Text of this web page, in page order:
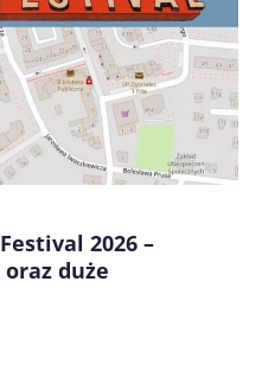
tej przeglądarce podczas
2026 –
duże